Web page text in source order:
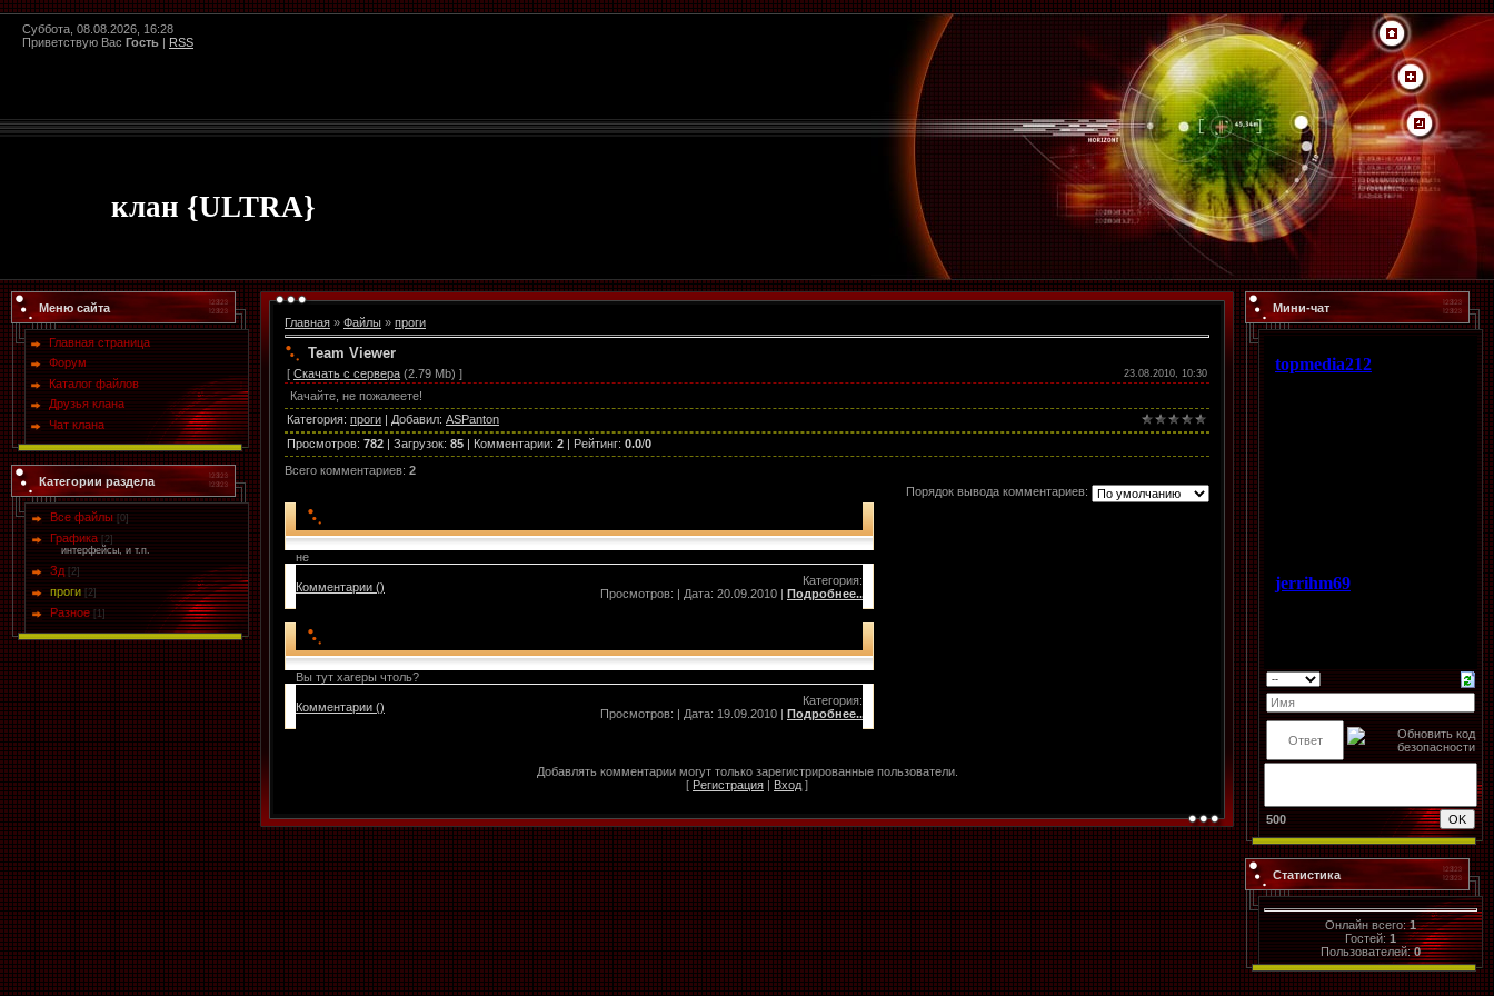
Суббота, 08.08.2026, 16:28
Приветствую Вас Гость | RSS
клан {ULTRA}
Меню сайта
Главная страница
Форум
Каталог файлов
Друзья клана
Чат клана
Категории раздела
Все файлы [0]
Графика [2]
интерфейсы, и т.п.
Зд [2]
проги [2]
Разное [1]
Главная » Файлы » проги
Team Viewer
[ Скачать с сервера (2.79 Mb) ] 23.08.2010, 10:30
Качайте, не пожалеете!
Категория: проги | Добавил: ASPanton
Просмотров: 782 | Загрузок: 85 | Комментарии: 2 | Рейтинг: 0.0/0
Всего комментариев: 2
Порядок вывода комментариев:
не
Комментарии ()
Категория:
Просмотров: | Дата: 20.09.2010 | Подробнее..
Вы тут хаrеры чтоль?
Комментарии ()
Категория:
Просмотров: | Дата: 19.09.2010 | Подробнее..
Добавлять комментарии могут только зарегистрированные пользователи.
[ Регистрация | Вход ]
Мини-чат
500
Статистика
Онлайн всего:1
Гостей:1
Пользователей:0